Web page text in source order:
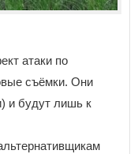
атаки по
съёмки. Они
и будут лишь к